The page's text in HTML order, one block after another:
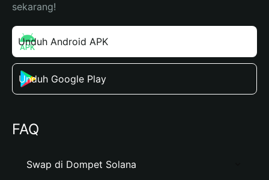
sekarang!
Unduh Android APK
Unduh Google Play
FAQ
Swap di Dompet Solana